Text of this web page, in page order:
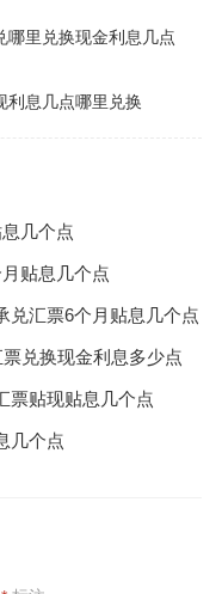
哪里兑换现金利息几点
利息几点哪里兑换
几个点
贴息几个点
兑汇票6个月贴息几个点
兑换现金利息多少点
票贴现贴息几个点
几个点